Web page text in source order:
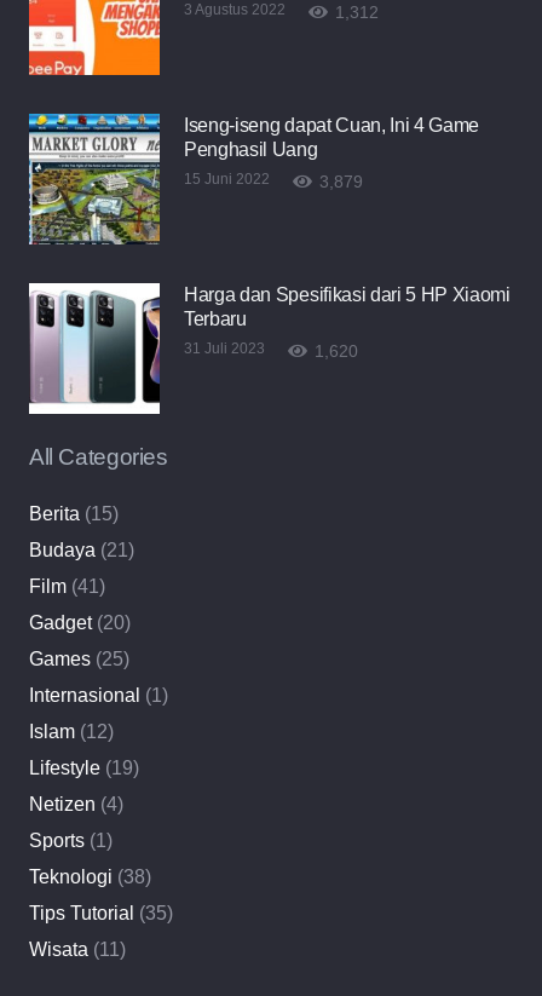
3 Agustus 2022 1,312
Iseng-iseng dapat Cuan, Ini 4 Game
Penghasil Uang
15 Juni 2022 3,879
Harga dan Spesifikasi dari 5 HP Xiaomi
Terbaru
31 Juli 2023 1,620
All Categories
Berita (15)
Budaya (21)
Film (41)
Gadget(20)
Games (25)
Internasional (1)
Islam (12)
Lifestyle (19)
Netizen (4)
Sports (1)
Teknologi (38)
Tips Tutorial (35)
Wisata (11)